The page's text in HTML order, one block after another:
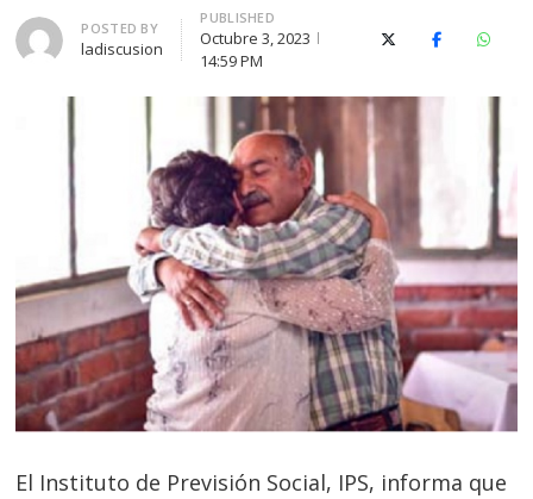
Author
POSTED BY
ladiscusion
PUBLISHED
Octubre 3, 2023
14:59 PM
X (Twitter)Facebook
El Instituto de Previsión Social, IPS, informa que